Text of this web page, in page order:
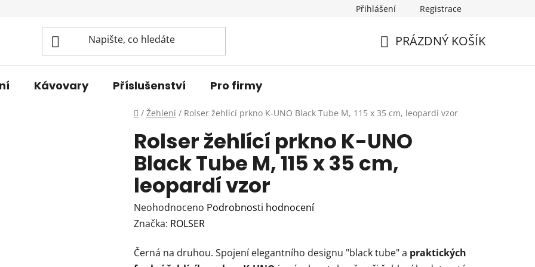
Přihlášení Registrace
PRÁZDNÝ KOŠÍK
Kávovary Příslušenství Pro firmy
Domů
/ Žehlení / Rolser žehlící prkno K-UNO Black Tube M, 115 x 35 cm, leopardí vzor
Rolser žehlící prkno K-UNO
Black Tube M, 115 x 35 cm,
leopardí vzor
Průměrné
hodnocení
je
Neohodnoceno Podrobnosti hodnocení
Značka: ROLSER
Černá na druhou. Spojení elegantního designu "black tube" a praktických